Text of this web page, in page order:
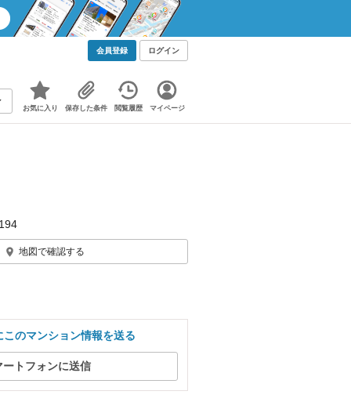
会員登録 ログイン
お気に入り 保存した条件 閲覧履歴 マイページ
地図で確認する
のマンション情報を送る
トフォンに送信